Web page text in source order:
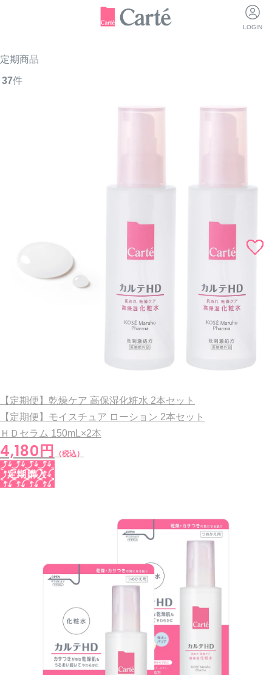
LOGIN
定期商品
37件
【定期便】乾燥ケア 高保湿化粧水 2本セット
【定期便】モイスチュア ローション 2本セット
ＨＤセラム 150mL×2本
4,180円 （税込）
定期購入